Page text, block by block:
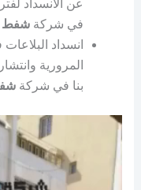
عن الانسداد
في شركة شفط
انسداد
المرورية
بنا في شركة